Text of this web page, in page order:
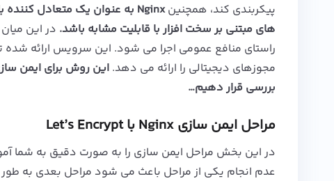
پیکربندی کند، همچنین
های مبتنی بر سخت افزار با قابلیت مشابه باشد. در این میان
مجوزهای دیجیتالی را ارائه می دهد.
بررسی قرار دهیم…
مراحل ایمن سازی Nginx با Let’s Encrypt
در این بخش مراحل ایمن سازی را به صورت دقیق به شما
عدم انجام یکی از مراحل باعث می شود مراحل بعدی به